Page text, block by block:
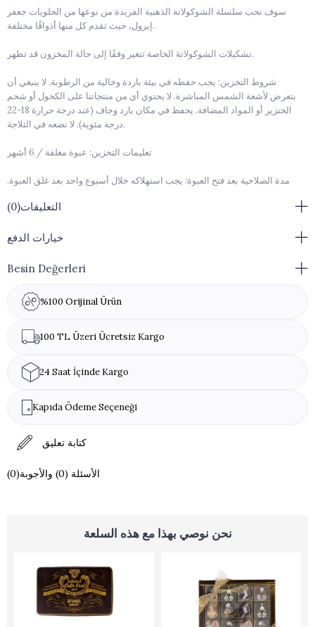
سوف تحب سلسلة الشوكولاتة الذهبية الفريدة من نوعها من الحلويات جعفر
إيرول، حيث تقدم كل منها أذواقًا مختلفة.
تشكيلات الشوكولاتة الخاصة تتغير وفقًا إلى حالة المخزون قد تظهر.
شروط التخزين: يجب حفظه في بيئة باردة وخالية من الرطوبة. لا ينبغي أن
يتعرض لأشعة الشمس المباشرة. لا يحتوي أي من منتجاتنا على الكحول أو شحم
الخنزير أو المواد المضافة. يحفظ في مكان بارد وجاف (عند درجة حرارة 18-22
درجة مئوية). لا تضعه في الثلاجة.
تعليمات التخزين: عبوة مغلقة / 6 أشهر
مدة الصلاحية بعد فتح العبوة: يجب استهلاكه خلال أسبوع واحد بعد غلق العبوة.
تحذير من مسببات الحساسية : ليسيثين الصويا، اللاكتوز، المكسرات (البستاني،
البندق، اللوز، الجوز)
التعليقات(0)
خيارات الدفع
Besin Değerleri
%100 Orijinal Ürün
100 TL Üzeri Ücretsiz Kargo
24 Saat İçinde Kargo
Kapıda Ödeme Seçeneği
كتابة تعليق
(0)الأسئلة (0) والأجوبة
نحن نوصي بهذا مع هذه السلعة